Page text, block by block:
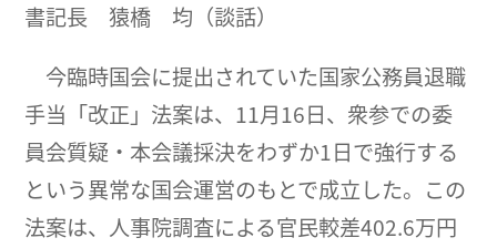
書記長 猿橋 均（談話）
今臨時国会に提出されていた国家公務員退職
手当「改正」法案は、11月16日、衆参での委
員会質疑・本会議採決をわずか1日で強行する
という異常な国会運営のもとで成立した。この
法案は、人事院調査による官民較差402.6万円